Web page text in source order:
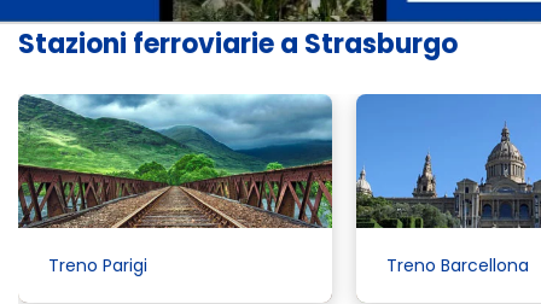
Stazioni ferroviarie a Strasburgo
Treno Parigi Treno Barcellona